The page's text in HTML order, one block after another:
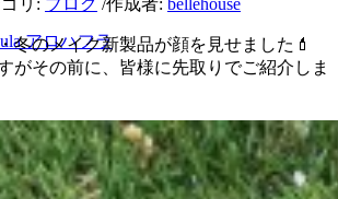
アロハフラ
ング
冬のメイク新製品が顔を見せました💄
がその前に、皆様に先取りでご紹介しま